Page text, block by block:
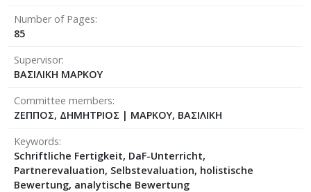
Number of Pages
85
Supervisor
ΒΑΣΙΛΙΚΗ ΜΑΡΚΟΥ
Committee members
ΖΕΠΠΟΣ, ΔΗΜΗΤΡΙΟΣ | ΜΑΡΚΟΥ, ΒΑΣΙΛΙΚΗ
Keywords
Schriftliche Fertigkeit, DaF-Unterricht,
Partnerevaluation, Selbstevaluation, holistische
Bewertung, analytische Bewertung